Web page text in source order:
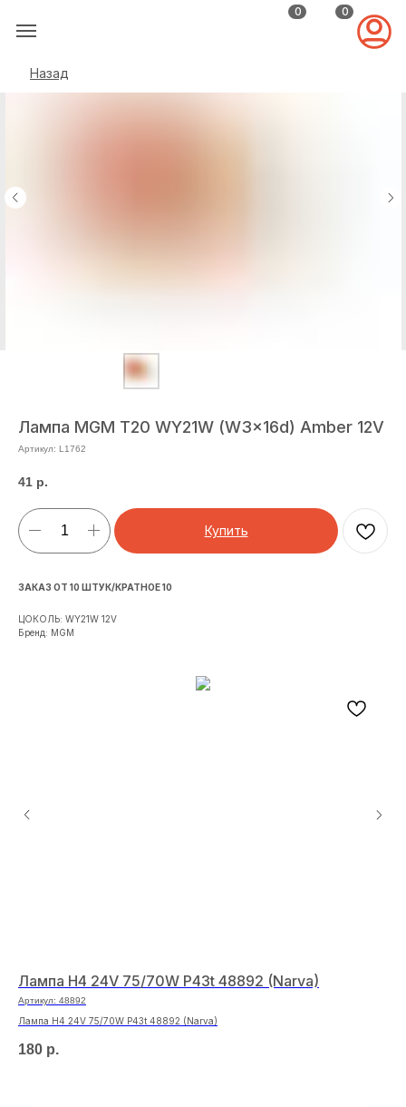
0 0
Назад
Лампа MGM T20 WY21W (W3x16d) Amber 12V
Артикул: L1762
41 р.
Купить
ЗАКАЗ ОТ 10 ШТУК/КРАТНОЕ 10
ЦОКОЛЬ: WY21W 12V
Бренд: MGM
Лампа H4 24V 75/70W P43t 48892 (Narva)
Артикул: 48892
Лампа H4 24V 75/70W P43t 48892 (Narva)
180 р.